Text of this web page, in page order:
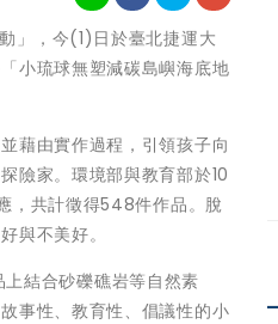
」，今(1)日於臺北捷運大
小琉球無塑減碳島嶼海底地
藉由實作過程，引領孩子向
險家。環境部與教育部於10
，共計徵得548件作品。脫
與不美好。
結合砂礫礁岩等自然素
事性、教育性、倡議性的小